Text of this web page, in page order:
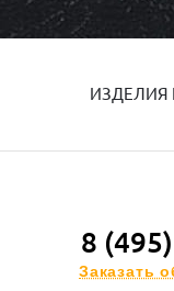
ИЗДЕЛИЯ
8
Заказать